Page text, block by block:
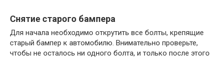
Снятие старого бампера
Для начала необходимо открутить все болты, крепящие
старый бампер к автомобилю. Внимательно проверьте,
чтобы не осталось ни одного болта, и только после этого